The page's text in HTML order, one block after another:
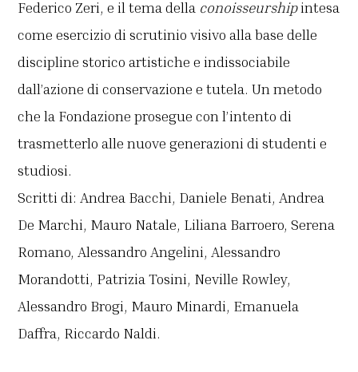
Federico Zeri, e il tema della conoisseurshipintesa
come esercizio di scrutinio visivo alla base delle
discipline storico artistiche e indissociabile
dall’azione di conservazione e tutela. Un metodo
che la Fondazione prosegue con l’intento di
trasmetterlo alle nuove generazioni di studenti e
studiosi.
Scritti di: Andrea Bacchi, Daniele Benati, Andrea
De Marchi, Mauro Natale, Liliana Barroero, Serena
Romano, Alessandro Angelini, Alessandro
Morandotti, Patrizia Tosini, Neville Rowley,
Alessandro Brogi, Mauro Minardi, Emanuela
Daffra, Riccardo Naldi.